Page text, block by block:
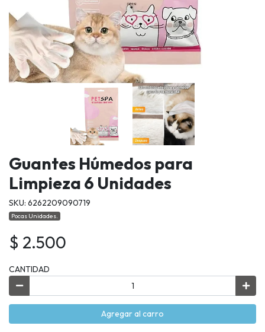
Guantes Húmedos para
Limpieza 6 Unidades
SKU: 6262209090719
Pocas Unidades.
$ 2.500
CANTIDAD
Agregar al carro